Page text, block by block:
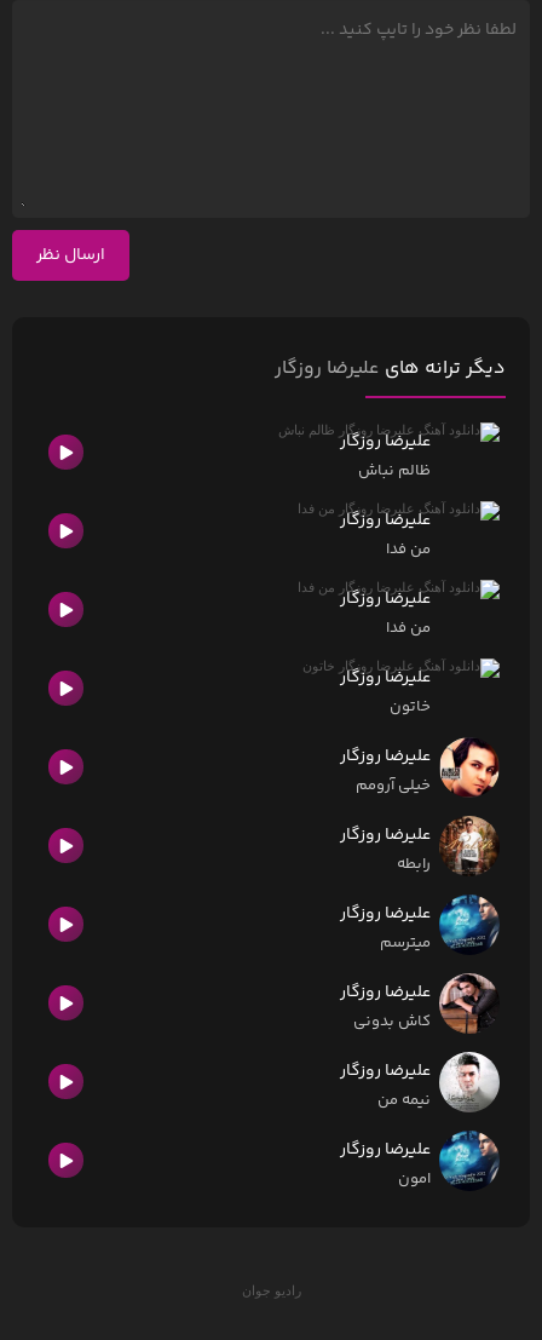
ارسال نظر
دیگر ترانه های علیرضا روزگار
علیرضا روزگار
ظالم نباش
علیرضا روزگار
من فدا
علیرضا روزگار
من فدا
علیرضا روزگار
خاتون
علیرضا روزگار
خیلی آرومم
علیرضا روزگار
رابطه
علیرضا روزگار
میترسم
علیرضا روزگار
کاش بدونی
علیرضا روزگار
نیمه من
علیرضا روزگار
امون
رادیو جوان